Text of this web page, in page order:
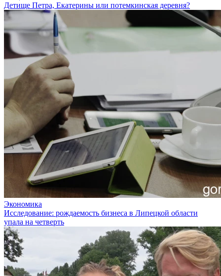
Детище Петра, Екатерины или потемкинская деревня?
Экономика
Исследование: рождаемость бизнеса в Липецкой области
упала на четверть